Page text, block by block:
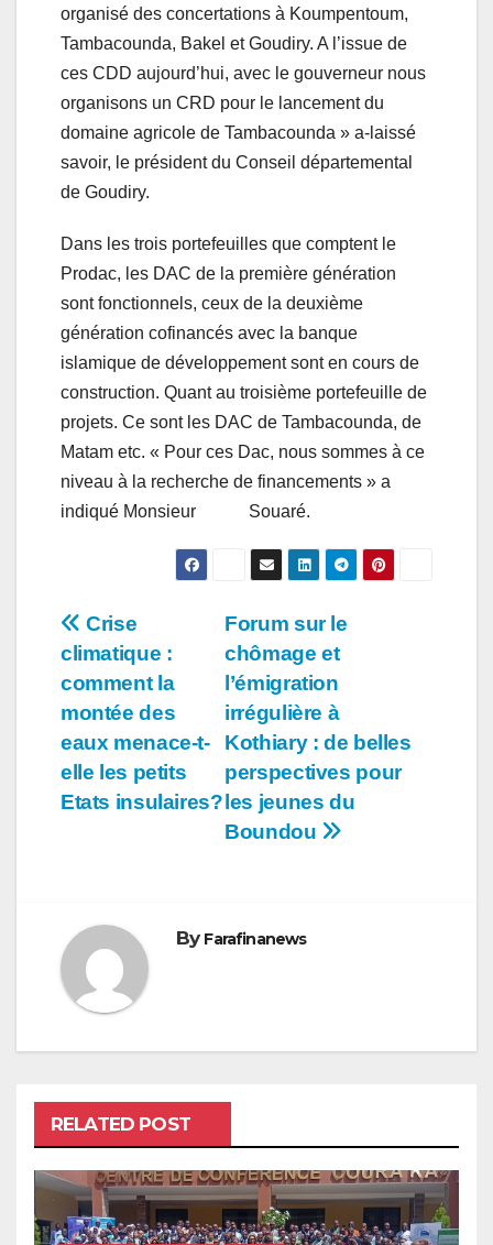
organisé des concertations à Koumpentoum,
Tambacounda, Bakel et Goudiry. A l’issue de
ces CDD aujourd’hui, avec le gouverneur nous
organisons un CRD pour le lancement du
domaine agricole de Tambacounda » a-laissé
savoir, le président du Conseil départemental
de Goudiry.
Dans les trois portefeuilles que comptent le
Prodac, les DAC de la première génération
sont fonctionnels, ceux de la deuxième
génération cofinancés avec la banque
islamique de développement sont en cours de
construction. Quant au troisième portefeuille de
projets. Ce sont les DAC de Tambacounda, de
Matam etc. « Pour ces Dac, nous sommes à ce
niveau à la recherche de financements » a
indiqué Monsieur Souaré.
Navigation
de
l’article
Forum sur le
chômage et
l’émigration
irrégulière à
Kothiary : de belles
perspectives pour
les jeunes du
Boundou
Crise
climatique :
comment la
montée des
eaux menace-t-
elle les petits
Etats insulaires?
By Farafinanews
RELATED POST